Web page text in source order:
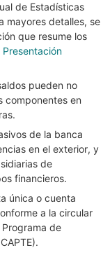
de Estadísticas
mayores detalles, se
que resume los
Presentación
pueden no
componentes en
de la banca
en el exterior, y
de
financieros.
única o cuenta
a la circular
de